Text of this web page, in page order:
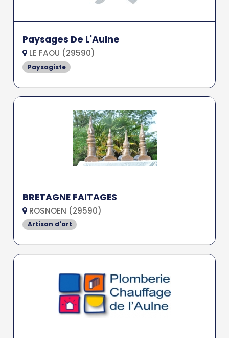
Paysages De L'Aulne
LE FAOU (29590)
Paysagiste
BRETAGNE FAITAGES
ROSNOEN (29590)
Artisan d'art